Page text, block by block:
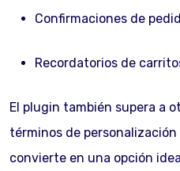
Confirmaciones de
Recordatorios de
El plugin también supera a
términos de
convierte en una opción